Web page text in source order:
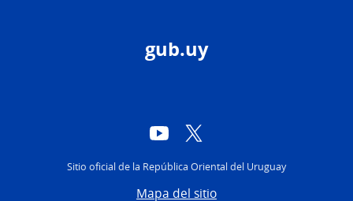
gub.uy
YouTube
Sitio oficial de la República Oriental del Uruguay
Mapa del sitio